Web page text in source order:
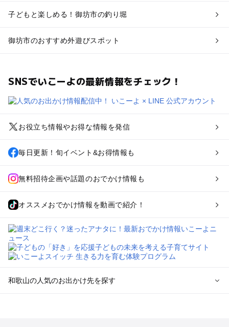
子どもと楽しめる！御坊市の釣り堀
御坊市のおすすめ外遊びスポット
SNSでいこーよの最新情報をチェック！
お役立ち情報やお得な情報を発信
毎日更新！旬イベント&お得情報も
無料招待企画や話題のおでかけ情報も
オススメおでかけ情報を動画で紹介！
和歌山の人気のお出かけ先を探す